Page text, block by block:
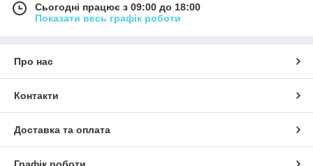
Сьогодні працює з 09:00 до 18:00
Показати весь графік роботи
Про нас
Контакти
Доставка та оплата